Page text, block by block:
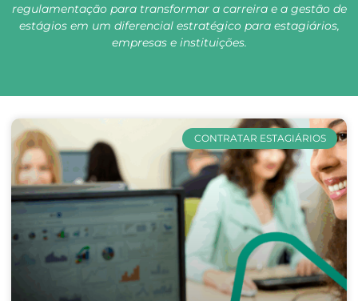
regulamentação para transformar a carreira e a gestão de
estágios em um diferencial estratégico para estagiários,
empresas e instituições.
CONTRATAR ESTAGIÁRIOS